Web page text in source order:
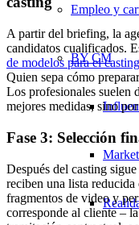
Empleo y
BY CM
A partir del briefing, la
candidatos cualificados.
de modelos para el casting
Quien sepa cómo
Los profesionales suelen
mejores medidas, sino
Fase 3: Selección
Después del casting
reciben una lista reducida
fragmentos de video y
corresponde al cliente –